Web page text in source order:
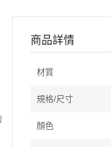
商品詳情
材質
規格/尺寸
顏色